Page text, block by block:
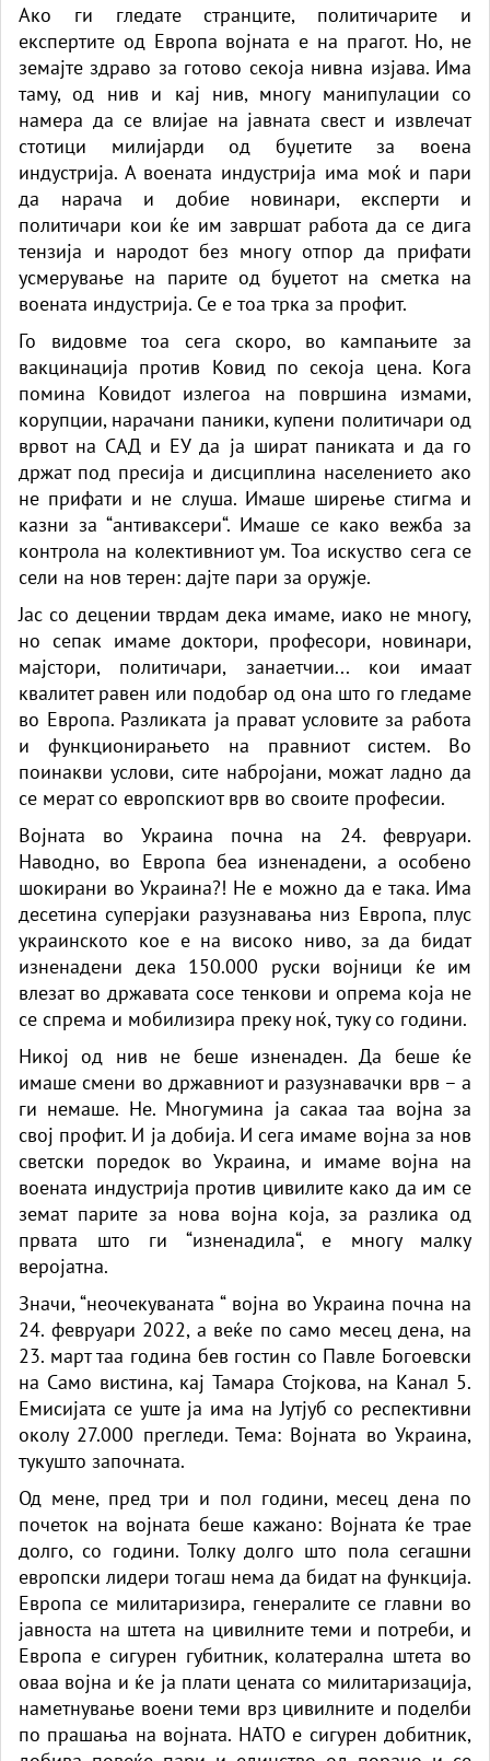
Ако ги гледате странците, политичарите и
експертите од Европа војната е на прагот. Но, не
земајте здраво за готово секоја нивна изјава. Има
таму, од нив и кај нив, многу манипулации со
намера да се влијае на јавната свест и извлечат
стотици милијарди од буџетите за воена
индустрија. А воената индустрија има моќ и пари
да нарача и добие новинари, експерти и
политичари кои ќе им завршат работа да се дига
тензија и народот без многу отпор да прифати
усмерување на парите од буџетот на сметка на
воената индустрија. Се е тоа трка за профит.
Го видовме тоа сега скоро, во кампањите за
вакцинација против Ковид по секоја цена. Кога
помина Ковидот излегоа на површина измами,
корупции, нарачани паники, купени политичари од
врвот на САД и ЕУ да ја шират паниката и да го
држат под пресија и дисциплина населението ако
не прифати и не слуша. Имаше ширење стигма и
казни за “антиваксери“. Имаше се како вежба за
контрола на колективниот ум. Тоа искуство сега се
сели на нов терен: дајте пари за оружје.
Јас со децении тврдам дека имаме, иако не многу,
но сепак имаме доктори, професори, новинари,
мајстори, политичари, занаетчии... кои имаат
квалитет равен или подобар од она што го гледаме
во Европа. Разликата ја прават условите за работа
и функционирањето на правниот систем. Во
поинакви услови, сите набројани, можат ладно да
се мерат со европскиот врв во своите професии.
Војната во Украина почна на 24. февруари.
Наводно, во Европа беа изненадени, а особено
шокирани во Украина?! Не е можно да е така. Има
десетина суперјаки разузнавања низ Европа, плус
украинското кое е на високо ниво, за да бидат
изненадени дека 150.000 руски војници ќе им
влезат во државата сосе тенкови и опрема која не
се спрема и мобилизира преку ноќ, туку со години.
Никој од нив не беше изненаден. Да беше ќе
имаше смени во државниот и разузнавачки врв – а
ги немаше. Не. Многумина ја сакаа таа војна за
свој профит. И ја добија. И сега имаме војна за нов
светски поредок во Украина, и имаме војна на
воената индустрија против цивилите како да им се
земат парите за нова војна која, за разлика од
првата што ги “изненадила“, е многу малку
веројатна.
Значи, “неочекуваната “ војна во Украина почна на
24. февруари 2022, а веќе по само месец дена, на
23. март таа година бев гостин со Павле Богоевски
на Само вистина, кај Тамара Стојкова, на Канал 5.
Емисијата се уште ја има на Јутјуб со респективни
околу 27.000 прегледи. Тема: Војната во Украина,
тукушто започната.
Од мене, пред три и пол години, месец дена по
почеток на војната беше кажано: Војната ќе трае
долго, со години. Толку долго што пола сегашни
европски лидери тогаш нема да бидат на функција.
Европа се милитаризира, генералите се главни во
јавноста на штета на цивилните теми и потреби, и
Европа е сигурен губитник, колатерална штета во
оваа војна и ќе ја плати цената со милитаризација,
наметнување воени теми врз цивилните и поделби
по прашања на војната. НАТО е сигурен добитник,